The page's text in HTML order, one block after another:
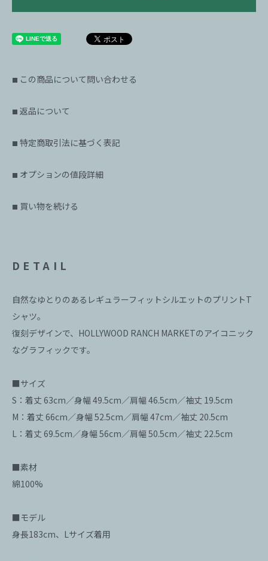
■ この商品について問い合わせる
■ 返品について
■ 特定商取引法に基づく表記
■ オプションの値段詳細
■ 買い物を続ける
DETAIL
自然なゆとりのあるレギュラーフィットシルエットのプリントT
シャツ。
復刻デザインで、HOLLYWOOD RANCH MARKETのアイコニック
なグラフィックです。
■サイズ
S：着丈 63cm／身幅 49.5cm／肩幅 46.5cm／袖丈 19.5cm
M：着丈 66cm／身幅 52.5cm／肩幅 47cm／袖丈 20.5cm
L：着丈 69.5cm／身幅 56cm／肩幅 50.5cm／袖丈 22.5cm
■素材
綿100%
■モデル
身長183cm、Lサイズ着用